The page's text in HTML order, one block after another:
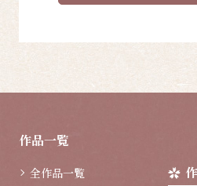
作品一覧
全作品一覧